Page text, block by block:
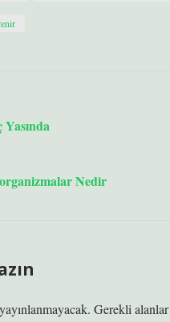
Nedir
Gerekli alanlar